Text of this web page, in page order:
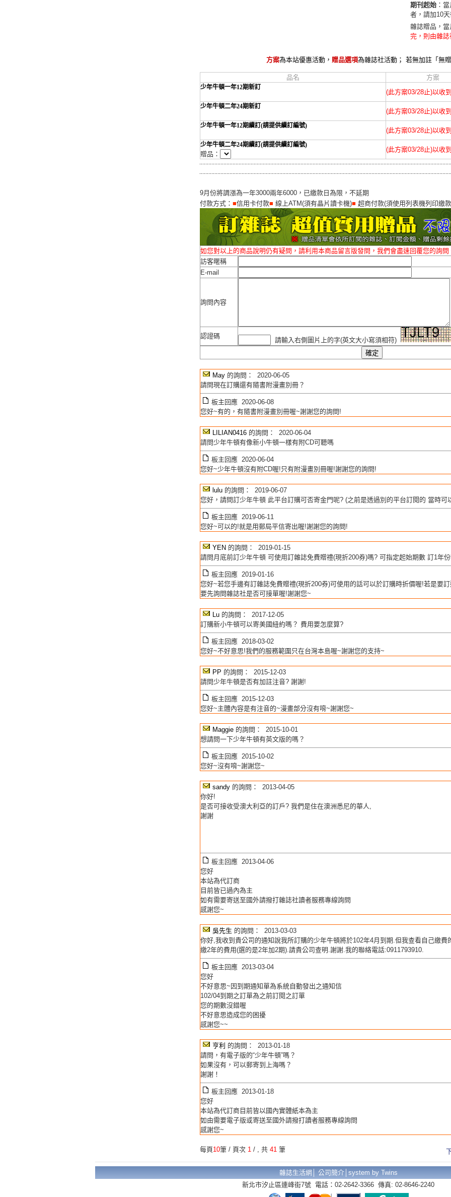
期刊起始 ：
者，請加10天
雜誌贈品，當
完，則由雜
方案為本站優惠活動， 贈品選項為雜誌社活動； 若無加註「無
品名 方案
少年牛頓一年12期新訂
(此方案03/28止)以收
少年牛頓二年24期新訂
(此方案03/28止)以收
少年牛頓一年12期續訂(請提供續訂編號)
(此方案03/28止)以收
少年牛頓二年24期續訂(請提供續訂編號)
贈品：
(此方案03/28止)以收
9月份將調漲為一年3000兩年6000，已繳款日為限，不延期
付款方式： ■信用卡付款■ 線上ATM(須有晶片讀卡機)■ 超商付款(須使用列表機列印繳
如您對以上的商品說明仍有疑問，請利用本商品留言版發問，我們會盡速回覆您的詢問
訪客暱稱
E-mail
詢問內容
認證碼
請輸入右側圖片上的字(英文大小寫須相符)
May 的詢問： 2020-06-05
請問現在訂購還有隨書附漫畫別冊？
板主回應 2020-06-08
您好~有的，有隨書附漫畫別冊喔~謝謝您的詢問!
LILIAN0416 的詢問： 2020-06-04
請問少年牛頓有像新小牛頓一樣有附CD可聽嗎
板主回應 2020-06-04
您好~少年牛頓沒有附CD喔!只有附漫畫別冊喔!謝謝您的詢問!
lulu 的詢問： 2019-06-07
您好，請問訂少年牛頓 此平台訂購可否寄金門呢? (之前是透過別的平台訂閱的 當時可
板主回應 2019-06-11
您好~可以的!就是用郵局平信寄出喔!謝謝您的詢問!
YEN 的詢問： 2019-01-15
請問月底前訂少年牛頓 可使用訂雜誌免費贈禮(現折200券)嗎? 可指定起始期數 訂1年
板主回應 2019-01-16
您好~若您手邊有訂雜誌免費贈禮(現折200券)可使用的話可以於訂購時折價喔!若是要
要先詢問雜誌社是否可接單喔!謝謝您~
Lu 的詢問： 2017-12-05
訂購新小牛頓可以寄美國紐約嗎？ 費用要怎麼算?
板主回應 2018-03-02
您好~不好意思!我們的服務範圍只在台灣本島喔~謝謝您的支持~
PP 的詢問： 2015-12-03
請問少年牛頓是否有加註注音? 謝謝!
板主回應 2015-12-03
您好~主體內容是有注音的~漫畫部分沒有唷~謝謝您~
Maggie 的詢問： 2015-10-01
想請問一下少年牛頓有英文版的嗎？
板主回應 2015-10-02
您好~沒有唷~謝謝您~
sandy 的詢問： 2013-04-05
你好!
是否可接收受澳大利亞的訂戶? 我們是住在澳洲悉尼的華人,
謝謝
板主回應 2013-04-06
您好
本站為代訂商
目前皆已過內為主
如有需要寄送至國外請撥打雜誌社讀者服務專線詢問
感謝您~
吳先生 的詢問： 2013-03-03
你好,我收到貴公司的通知說我所訂購的少年牛頓將於102年4月到期.但我查看自己繳費
繳2年的費用(選的是2年加2期).請貴公司查明.謝謝.我的聯絡電話:0911793910.
板主回應 2013-03-04
您好
不好意思~因到期通知單為系統自動發出之通知信
102/04到期之訂單為之前訂閱之訂單
您的期數沒錯喔
不好意思造成您的困擾
感謝您~~
亨利 的詢問： 2013-01-18
請問，有電子版的“少年牛頓”嗎？
如果沒有，可以郵寄到上海嗎？
謝謝！
板主回應 2013-01-18
您好
本站為代訂商目前皆以國內實體紙本為主
如由需要電子版或寄送至國外請撥打讀者服務專線詢問
感謝您~
每頁10筆 / 頁次 1 / , 共 41 筆
雜誌生活網│公司簡介│system by Twins
新北市汐止區連峰街7號 電話：02-2642-3366 傳真: 02-8646-2240